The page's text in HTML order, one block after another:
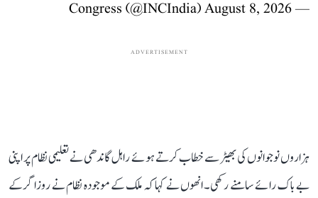
— Congress (@INCIndia)
August 8, 2026
ADVERTISEMENT
ہزاروں نوجوانوں کی بھیڑ سے خطاب کرتے ہوئے راہل گاندھی نے تعلیمی نظام پر اپنی
بے باک رائے سامنے رکھی۔ انھوں نے کہا کہ ملک کے موجودہ نظام نے روزاگر کے